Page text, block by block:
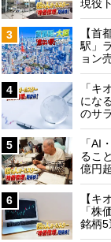
現役
3
【首
駅」
ョン
4
「キ
にな
のサ
5
「AI
るこ
億円
6
【キ
「株
銘柄5